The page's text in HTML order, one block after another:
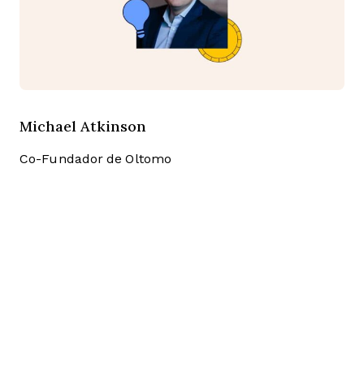
Michael Atkinson
Co-Fundador de Oltomo